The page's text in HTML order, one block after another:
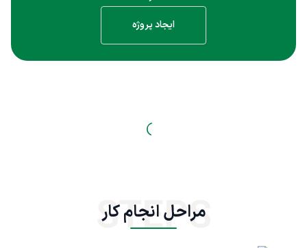
ایجاد پروژه
مراحل انجام کار
STEPS